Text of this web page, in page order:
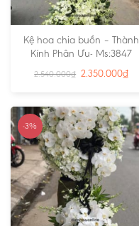
Kệ hoa chia buồn – Thành
Kính Phân Ưu- Ms:3847
2.540.000₫ 2.350.000₫
-3%